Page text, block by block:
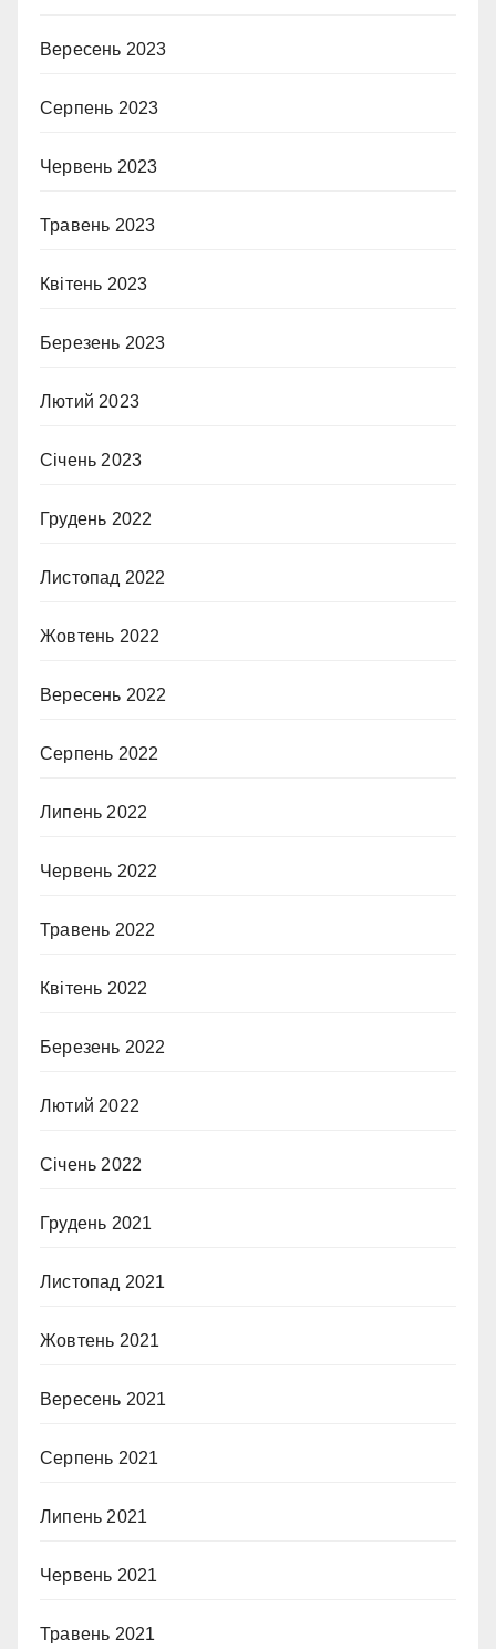
Вересень 2023
Серпень 2023
Червень 2023
Травень 2023
Квітень 2023
Березень 2023
Лютий 2023
Січень 2023
Грудень 2022
Листопад 2022
Жовтень 2022
Вересень 2022
Серпень 2022
Липень 2022
Червень 2022
Травень 2022
Квітень 2022
Березень 2022
Лютий 2022
Січень 2022
Грудень 2021
Листопад 2021
Жовтень 2021
Вересень 2021
Серпень 2021
Липень 2021
Червень 2021
Травень 2021